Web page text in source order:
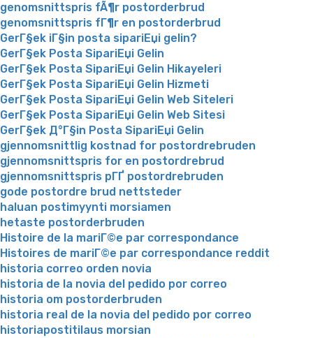
genomsnittspris fÃ¶r postorderbrud
genomsnittspris fГ¶r en postorderbrud
GerГ§ek iГ§in posta sipariЕџi gelin?
GerГ§ek Posta SipariЕџi Gelin
GerГ§ek Posta SipariЕџi Gelin Hikayeleri
GerГ§ek Posta SipariЕџi Gelin Hizmeti
GerГ§ek Posta SipariЕџi Gelin Web Siteleri
GerГ§ek Posta SipariЕџi Gelin Web Sitesi
GerГ§ek Д°Г§in Posta SipariЕџi Gelin
gjennomsnittlig kostnad for postordrebruden
gjennomsnittspris for en postordrebrud
gjennomsnittspris pГҐ postordrebruden
gode postordre brud nettsteder
haluan postimyynti morsiamen
hetaste postorderbruden
Histoire de la mariГ©e par correspondance
Histoires de mariГ©e par correspondance reddit
historia correo orden novia
historia de la novia del pedido por correo
historia om postorderbruden
historia real de la novia del pedido por correo
historiapostitilaus morsian